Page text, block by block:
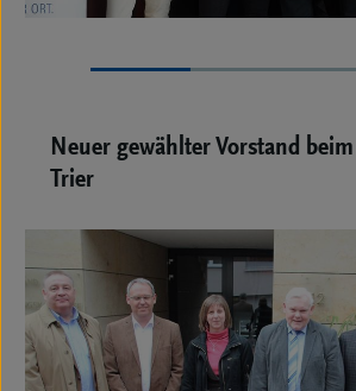
Neuer gewählter Vorstand
Trier